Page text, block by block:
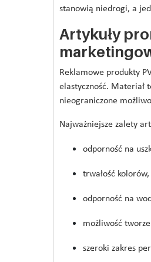
stanowią niedrogi, a
Artykuły
Reklamowe produkty
elastyczność. Materiał
nieograniczone
Najważniejsze zalety
odporność na
trwałość kolorów,
odporność na
możliwość
szeroki zakres